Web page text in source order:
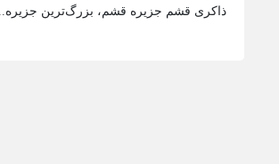
ذاکری قشم جزیره قشم، بزرگ‌ترین جزیره...